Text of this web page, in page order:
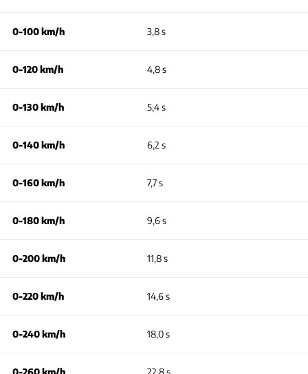
0-100 km/h 3,8 s
0-120 km/h 4,8 s
0-130 km/h 5,4 s
0-140 km/h 6,2 s
0-160 km/h 7,7 s
0-180 km/h 9,6 s
0-200 km/h 11,8 s
0-220 km/h 14,6 s
0-240 km/h 18,0 s
0-260 km/h 22,8 s